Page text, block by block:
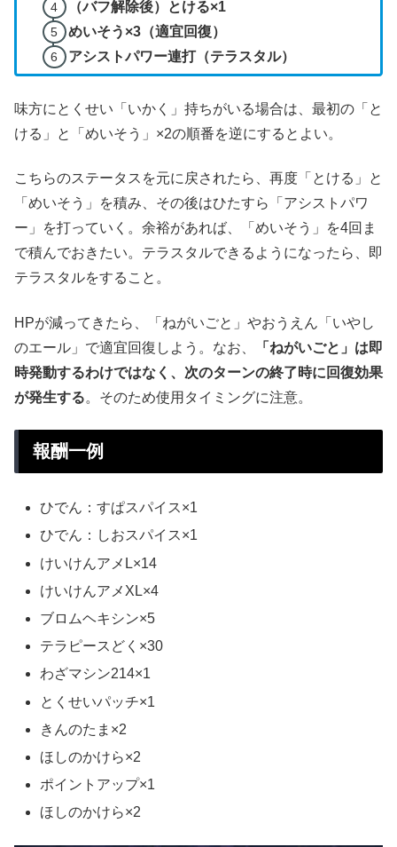
（バフ解除後）とける×1
めいそう×3（適宜回復）
アシストパワー連打（テラスタル）
味方にとくせい「いかく」持ちがいる場合は、最初の「と
ける」と「めいそう」×2の順番を逆にするとよい。
こちらのステータスを元に戻されたら、再度「とける」と
「めいそう」を積み、その後はひたすら「アシストパワ
ー」を打っていく。余裕があれば、「めいそう」を4回ま
で積んでおきたい。テラスタルできるようになったら、即
テラスタルをすること。
HPが減ってきたら、「ねがいごと」やおうえん「いやし
のエール」で適宜回復しよう。なお、
「ねがいごと」は即
時発動するわけではなく、次のターンの終了時に回復効果
が発生する。そのため使用タイミングに注意。
報酬一例
ひでん：すぱスパイス×1
ひでん：しおスパイス×1
けいけんアメL×14
けいけんアメXL×4
ブロムヘキシン×5
テラピースどく×30
わざマシン214×1
とくせいパッチ×1
きんのたま×2
ほしのかけら×2
ポイントアップ×1
ほしのかけら×2